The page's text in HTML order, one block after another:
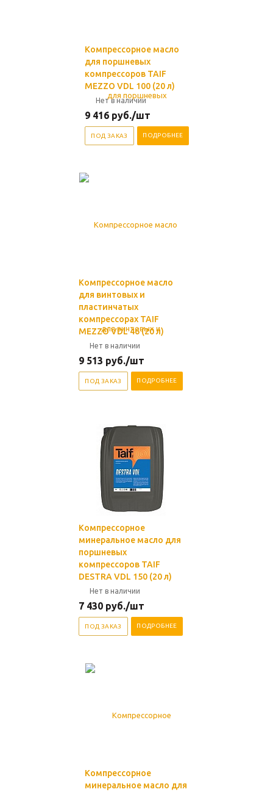
Компрессорное масло
для поршневых
компрессоров TAIF
MEZZO VDL 100 (20 л)
Нет в наличии
9 416 руб./шт
ПОД ЗАКАЗ ПОДРОБНЕЕ
Компрессорное масло
для винтовых и
пластинчатых
компрессорах TAIF
MEZZO VDL 46 (20 л)
Нет в наличии
9 513 руб./шт
ПОД ЗАКАЗ ПОДРОБНЕЕ
Компрессорное
минеральное масло для
поршневых
компрессоров TAIF
DESTRA VDL 150 (20 л)
Нет в наличии
7 430 руб./шт
ПОД ЗАКАЗ ПОДРОБНЕЕ
Компрессорное
минеральное масло для